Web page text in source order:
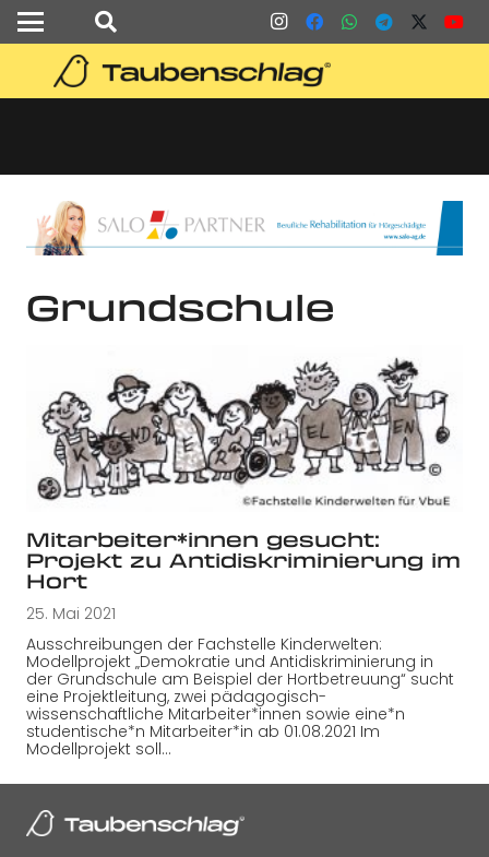
Grundschule
Mitarbeiter*innen gesucht:
Projekt zu Antidiskriminierung im
Hort
25. Mai 2021
Ausschreibungen der Fachstelle Kinderwelten:
Modellprojekt „Demokratie und Antidiskriminierung in
der Grundschule am Beispiel der Hortbetreuung“ sucht
eine Projektleitung, zwei pädagogisch-
wissenschaftliche Mitarbeiter*innen sowie eine*n
studentische*n Mitarbeiter*in ab 01.08.2021 Im
Modellprojekt soll…